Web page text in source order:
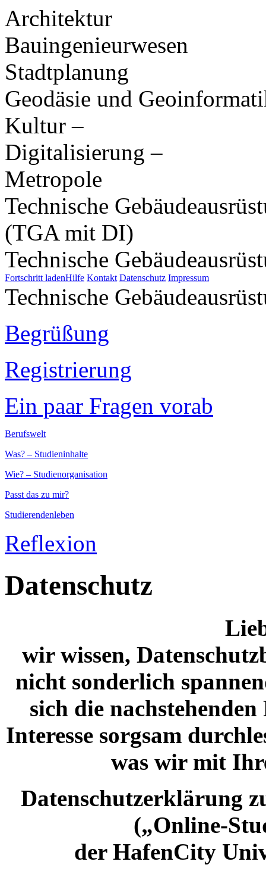
Architektur
Bauingenieurwesen
Stadtplanung
Geodäsie und
Kultur –
Digitalisierung –
Metropole
Technische
(TGA mit DI)
Technische
Fortschritt ladenHilfe Kontakt Datenschutz Impressum
Technische
Begrüßung
Registrierung
Ein paar Fragen vorab
Berufswelt
Was? – Studieninhalte
Wie? – Studienorganisation
Passt das zu mir?
Studierendenleben
Reflexion
Datenschutz
wir wissen,
nicht sonderlich
sich die
Interesse sorgsam
was wir mit
Datenschutzerklärung
(„Online-
der HafenCity